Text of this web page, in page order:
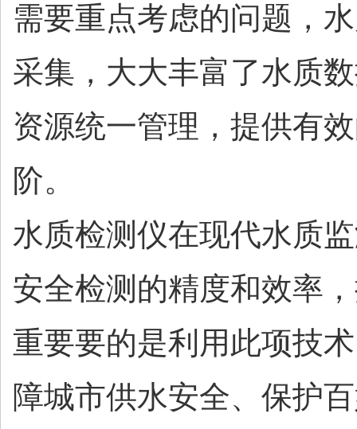
需要重点考虑的问题，
采集，大大丰富了水质
资源统一管理，提供有
阶。
水质检测仪在现代水质
安全检测的精度和效率
重要要的是利用此项技
障城市供水安全、保护